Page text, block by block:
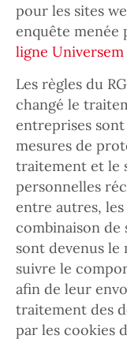
pour les sites
enquête menée
ligne Universem
Les règles du
changé le
entreprises sont
mesures de
traitement et le
personnelles
entre autres,
combinaison de
sont devenus
suivre le
afin de leur
traitement des
par les cookies